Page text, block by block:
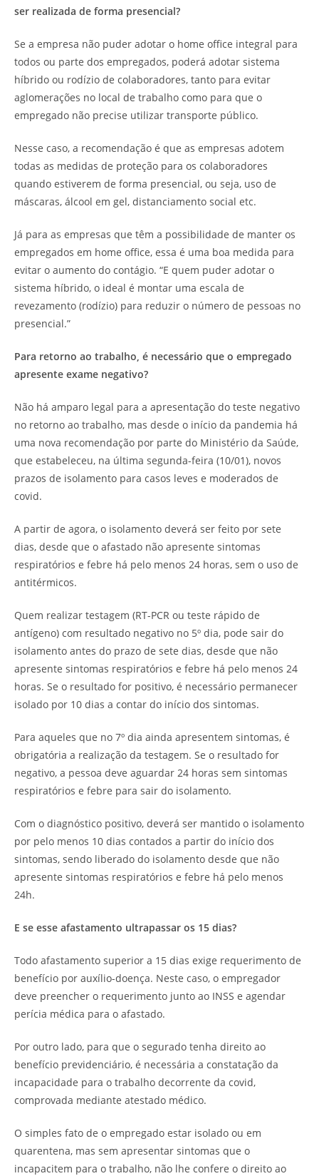
ser realizada de forma presencial?
Se a empresa não puder adotar o home office integral para
todos ou parte dos empregados, poderá adotar sistema
híbrido ou rodízio de colaboradores, tanto para evitar
aglomerações no local de trabalho como para que o
empregado não precise utilizar transporte público.
Nesse caso, a recomendação é que as empresas adotem
todas as medidas de proteção para os colaboradores
quando estiverem de forma presencial, ou seja, uso de
máscaras, álcool em gel, distanciamento social etc.
Já para as empresas que têm a possibilidade de manter os
empregados em home office, essa é uma boa medida para
evitar o aumento do contágio. “E quem puder adotar o
sistema híbrido, o ideal é montar uma escala de
revezamento (rodízio) para reduzir o número de pessoas no
presencial.”
Para retorno ao trabalho, é necessário que o empregado
apresente exame negativo?
Não há amparo legal para a apresentação do teste negativo
no retorno ao trabalho, mas desde o início da pandemia há
uma nova recomendação por parte do Ministério da Saúde,
que estabeleceu, na última segunda-feira (10/01), novos
prazos de isolamento para casos leves e moderados de
covid.
A partir de agora, o isolamento deverá ser feito por sete
dias, desde que o afastado não apresente sintomas
respiratórios e febre há pelo menos 24 horas, sem o uso de
antitérmicos.
Quem realizar testagem (RT-PCR ou teste rápido de
antígeno) com resultado negativo no 5º dia, pode sair do
isolamento antes do prazo de sete dias, desde que não
apresente sintomas respiratórios e febre há pelo menos 24
horas. Se o resultado for positivo, é necessário permanecer
isolado por 10 dias a contar do início dos sintomas.
Para aqueles que no 7º dia ainda apresentem sintomas, é
obrigatória a realização da testagem. Se o resultado for
negativo, a pessoa deve aguardar 24 horas sem sintomas
respiratórios e febre para sair do isolamento.
Com o diagnóstico positivo, deverá ser mantido o isolamento
por pelo menos 10 dias contados a partir do início dos
sintomas, sendo liberado do isolamento desde que não
apresente sintomas respiratórios e febre há pelo menos
24h.
E se esse afastamento ultrapassar os 15 dias?
Todo afastamento superior a 15 dias exige requerimento de
benefício por auxílio-doença. Neste caso, o empregador
deve preencher o requerimento junto ao INSS e agendar
perícia médica para o afastado.
Por outro lado, para que o segurado tenha direito ao
benefício previdenciário, é necessária a constatação da
incapacidade para o trabalho decorrente da covid,
comprovada mediante atestado médico.
O simples fato de o empregado estar isolado ou em
quarentena, mas sem apresentar sintomas que o
incapacitem para o trabalho, não lhe confere o direito ao